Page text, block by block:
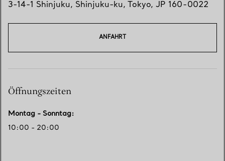
3-14-1 Shinjuku, Shinjuku-ku, Tokyo, JP 160-0022
ANFAHRT
Öffnungszeiten
Montag - Sonntag:
10:00 - 20:00